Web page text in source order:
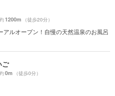
1200m （徒歩20分）
アルオープン！自慢の天然温泉のお風呂
ご
0m （徒歩0分）